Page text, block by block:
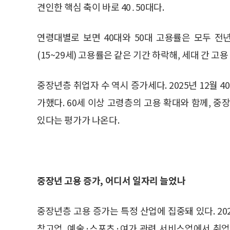
견인한 핵심 축이 바로 40․50대다.
연령대별로 보면 40대와 50대 고용률은 모두 전
(15~29세) 고용률은 같은 기간 하락해, 세대 간 고
중장년층 취업자 수 역시 증가세다. 2025년 12월
가했다. 60세 이상 고령층의 고용 확대와 함께, 중
있다는 평가가 나온다.
중장년 고용 증가, 어디서 일자리 늘었나
중장년층 고용 증가는 특정 산업에 집중돼 있다.